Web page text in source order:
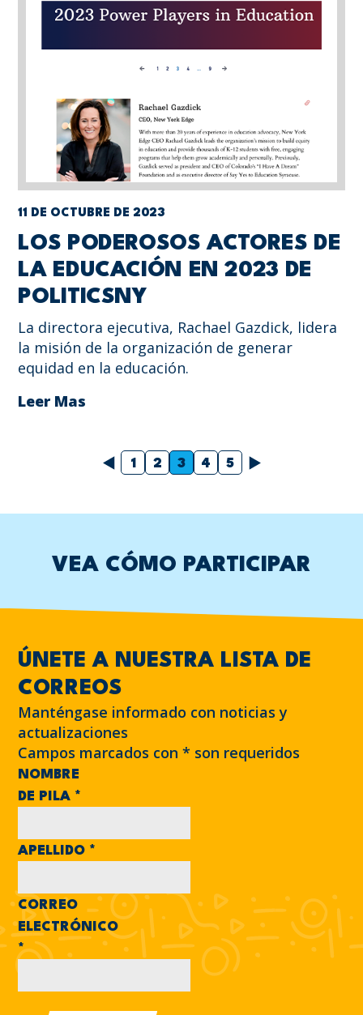
11 DE OCTUBRE DE 2023
LOS PODEROSOS ACTORES DE
LA EDUCACIÓN EN 2023 DE
POLITICSNY
La directora ejecutiva, Rachael Gazdick, lidera
la misión de la organización de generar
equidad en la educación.
Leer Mas
Anterior
1 2 3 4 5 Próximo
VEA CÓMO PARTICIPAR
ÚNETE A NUESTRA LISTA DE
CORREOS
Manténgase informado con noticias y
actualizaciones
Campos marcados con* son requeridos
NOMBRE
DE PILA *
APELLIDO *
CORREO
ELECTRÓNICO
*